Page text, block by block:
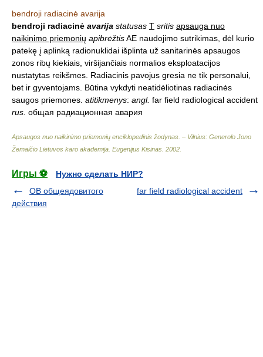
bendroji radiacinė avarija
bendroji radiacinė avarija statusas T sritis apsauga nuo
naikinimo priemonių apibrėžtisAE naudojimo sutrikimas, dėl kurio
patekę į aplinką radionuklidai išplinta už sanitarinės apsaugos
zonos ribų kiekiais, viršijančiais normalios eksploatacijos
nustatytas reikšmes. Radiacinis pavojus gresia ne tik personalui,
bet ir gyventojams. Būtina vykdyti neatidėliotinas radiacinės
saugos priemones. atitikmenys: angl. far field radiological accident
rus. общая радиационная авария
Apsaugos nuo naikinimo priemonių enciklopedinis žodynas. – Vilnius: Generolo Jono
Žemaičio Lietuvos karo akademija Eugenijus Kisinas 2002
Игры ⚽
Нужно сделать НИР?
ОВ общеядовитого
действия
far field radiological accident